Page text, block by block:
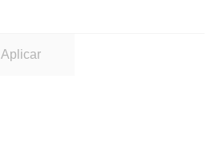
Aplicar